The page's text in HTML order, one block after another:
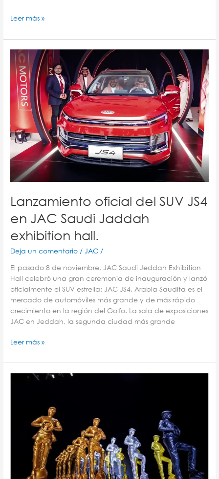
Leer más »
Lanzamiento oficial del SUV JS4
en JAC Saudi Jaddah
exhibition hall.
Deja un comentario /JAC /
El pasado 8 de noviembre, JAC Saudi Jeddah Exhibition
Hall celebró una gran ceremonia de inauguración y lanzó
oficialmente el SUV estrella: JAC JS4. Arabia Saudita es el
mercado de automóviles más grande y de más rápido
crecimiento en la región del Golfo. La sala de exposiciones
JAC en Jeddah, la segunda ciudad más grande
Lanzamiento
oficial
del
SUV
JS4
en
Saudi
Jaddah
exhibition
hall.
Leer más »
Vehicle
Technology
Awards